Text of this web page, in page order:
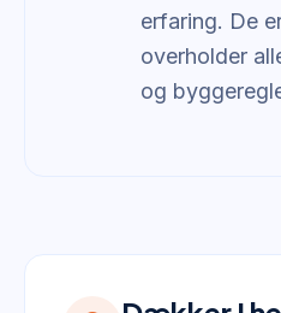
erfaring. De
overholder
og